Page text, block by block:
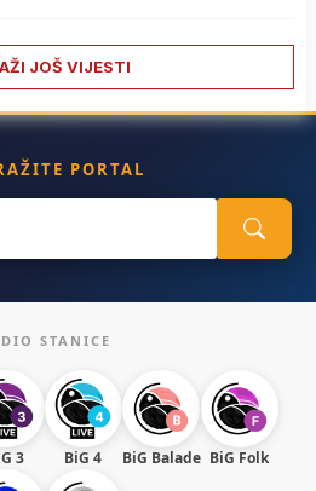
JOŠ VIJESTI
PORTAL
STANICE
3 BiG 4 BiG Balade BiG Folk